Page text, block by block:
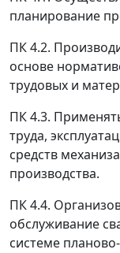
планирование
ПК 4.2.
основе
трудовых и
ПК 4.3.
труда,
средств
производства.
ПК 4.4.
обслуживание
системе